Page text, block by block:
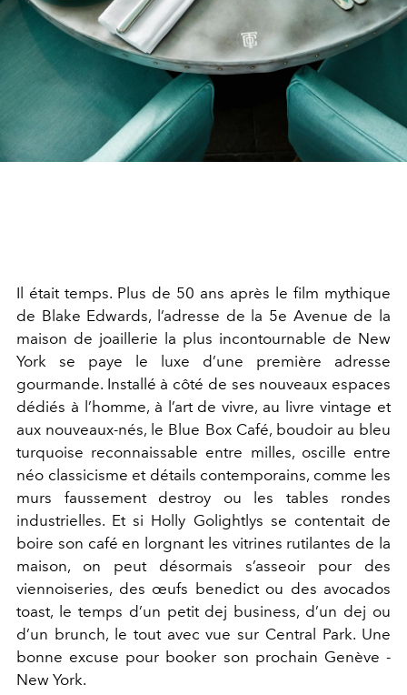
Il était temps. Plus de 50 ans après le film mythique
de Blake Edwards, l’adresse de la 5e Avenue de la
maison de joaillerie la plus incontournable de New
York se paye le luxe d’une première adresse
gourmande. Installé à côté de ses nouveaux espaces
dédiés à l’homme, à l’art de vivre, au livre vintage et
aux nouveaux-nés, le Blue Box Café, boudoir au bleu
turquoise reconnaissable entre milles, oscille entre
néo classicisme et détails contemporains, comme les
murs faussement destroy ou les tables rondes
industrielles. Et si Holly Golightlys se contentait de
boire son café en lorgnant les vitrines rutilantes de la
maison, on peut désormais s’asseoir pour des
viennoiseries, des œufs benedict ou des avocados
toast, le temps d’un petit dej business, d’un dej ou
d’un brunch, le tout avec vue sur Central Park. Une
bonne excuse pour booker son prochain Genève -
New York.